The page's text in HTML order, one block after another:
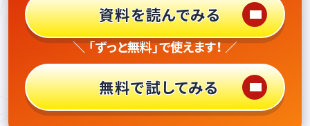
資料を読んでみる
＼ 「ずっと無料」で使えます！ ／
無料で試してみる